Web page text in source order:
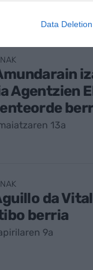
Data Deletion
Agentzien
13a
da
berria
9a